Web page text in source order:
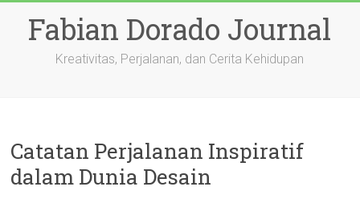
contentFabian Dorado Journal
Kreativitas, Perjalanan, dan Cerita Kehidupan
Catatan Perjalanan Inspiratif
dalam Dunia Desain